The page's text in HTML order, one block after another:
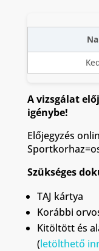
A vizsgálat
igénybe!
Előjegyzés
Szükséges
TAJ kártya
Korábbi
Kitöltött és
(letölthető